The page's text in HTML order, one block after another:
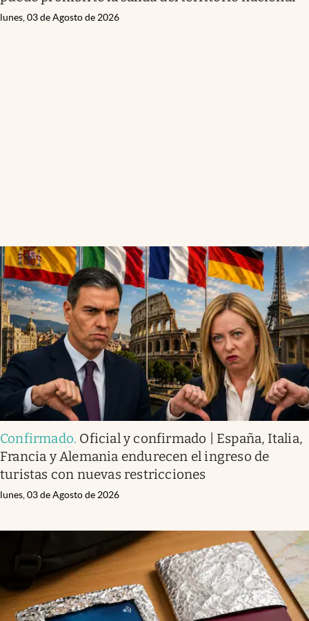
lunes, 03 de Agosto de 2026
Confirmado. Oficial y confirmado | España, Italia,
Francia y Alemania endurecen el ingreso de
turistas con nuevas restricciones
lunes, 03 de Agosto de 2026